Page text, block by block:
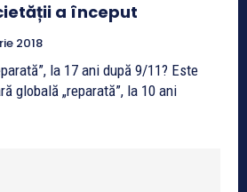
a început
2018
la 17 ani după 9/11? Este
globală „reparată”, la 10 ani